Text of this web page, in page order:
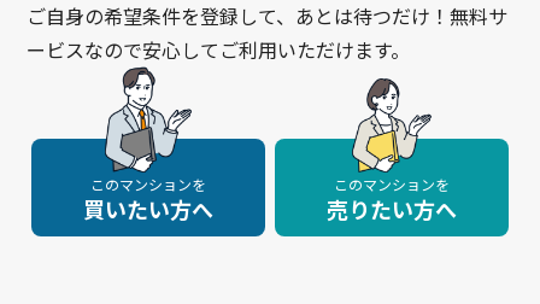
ご自身の希望条件を登録して、あとは待つだけ！無料サ
ービスなので安心してご利用いただけます。
このマンションを
買いたい方へ
このマンションを
売りたい方へ